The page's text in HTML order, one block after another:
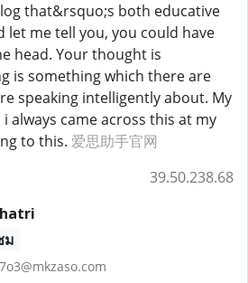
that&rsquo;s both educative
let me tell you, you could have
head. Your thought is
is something which there are
speaking intelligently about. My
always came across this at my
to this. 爱思助手官网
39.50.238.68
ม